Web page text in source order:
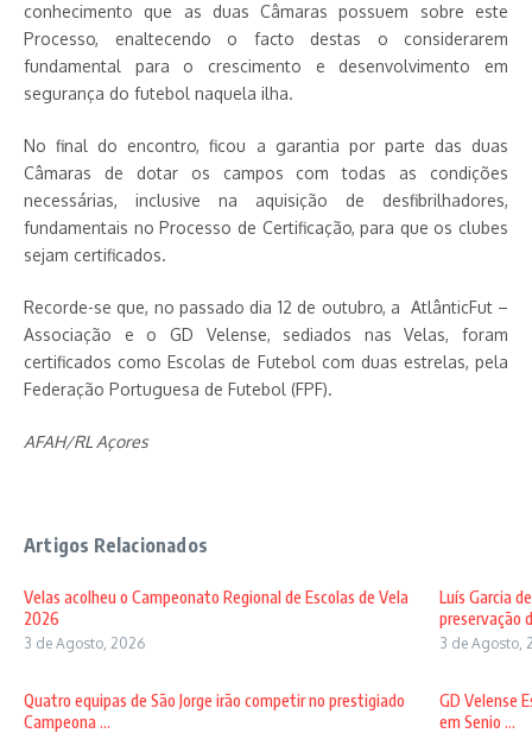
conhecimento que as duas Câmaras possuem sobre este
Processo, enaltecendo o facto destas o considerarem
fundamental para o crescimento e desenvolvimento em
segurança do futebol naquela ilha.
No final do encontro, ficou a garantia por parte das duas
Câmaras de dotar os campos com todas as condições
necessárias, inclusive na aquisição de desfibrilhadores,
fundamentais no Processo de Certificação, para que os clubes
sejam certificados.
Recorde-se que, no passado dia 12 de outubro, a AtlânticFut –
Associação e o GD Velense, sediados nas Velas, foram
certificados como Escolas de Futebol com duas estrelas, pela
Federação Portuguesa de Futebol (FPF).
AFAH/RL Açores
Artigos Relacionados
Velas acolheu o Campeonato Regional de Escolas de Vela
2026
3 de Agosto, 2026
Luís Garcia
preservação
3 de Agosto,
Quatro equipas de São Jorge irão competir no prestigiado
Campeona ...
GD Velense
em Senio ...